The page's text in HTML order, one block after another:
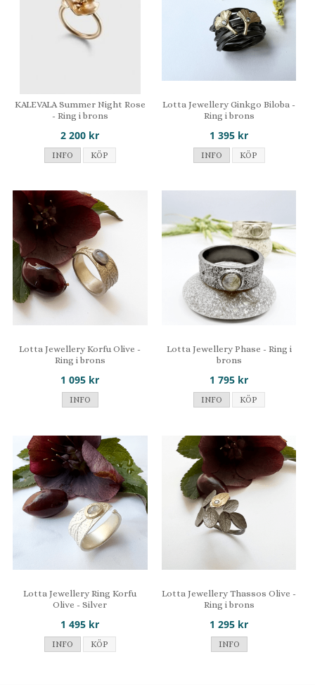
KALEVALA Summer Night Rose
- Ring i brons
2 200 kr
INFO KÖP
Lotta Jewellery Ginkgo Biloba -
Ring i brons
1 395 kr
INFO KÖP
Lotta Jewellery Korfu Olive -
Ring i brons
1 095 kr
INFO
Lotta Jewellery Phase - Ring i
brons
1 795 kr
INFO KÖP
Lotta Jewellery Ring Korfu
Olive - Silver
1 495 kr
INFO KÖP
Lotta Jewellery Thassos Olive -
Ring i brons
1 295 kr
INFO